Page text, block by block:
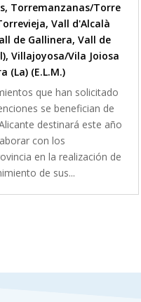
, Torremanzanas/Torre
,Vall d'Alcalà
de Gallinera,Vall de
,Villajoyosa/Vila Joiosa
(La) (E.L.M.)
que han solicitado
se benefician de
destinará este año
con los
en la realización de
de sus...